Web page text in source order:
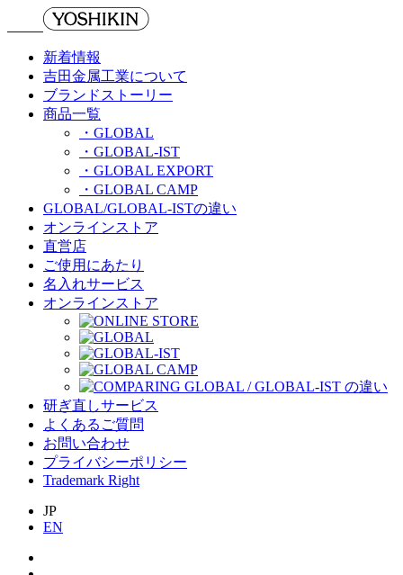
新着情報
吉田金属工業について
ブランドストーリー
商品一覧
・GLOBAL
・GLOBAL-IST
・GLOBAL EXPORT
・GLOBAL CAMP
GLOBAL/GLOBAL-ISTの違い
オンラインストア
直営店
ご使用にあたり
名入れサービス
オンラインストア
研ぎ直しサービス
よくあるご質問
お問い合わせ
プライバシーポリシー
Trademark Right
JP
EN